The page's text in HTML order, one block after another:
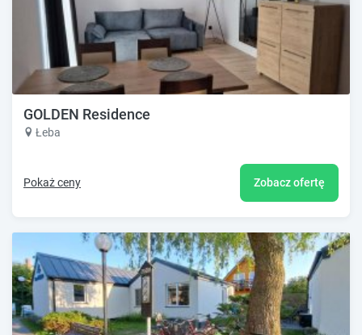
GOLDEN Residence
Łeba
Pokaż ceny Zobacz ofertę